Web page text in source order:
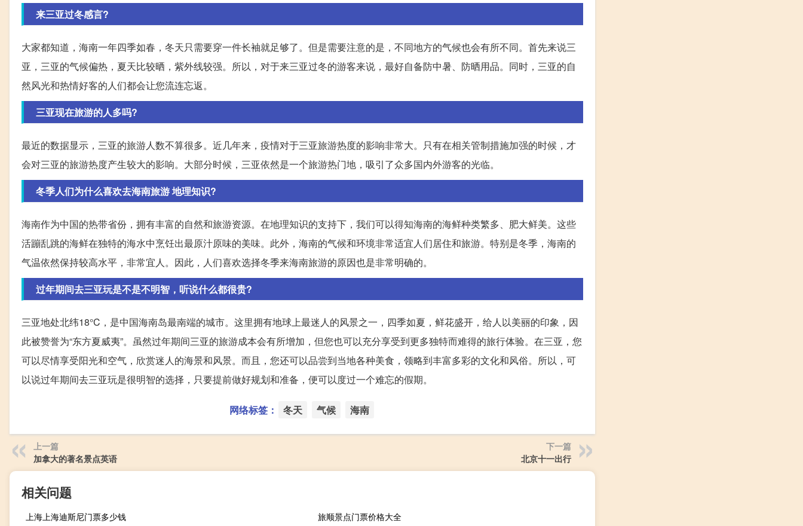
来三亚过冬感言?
大家都知道，海南一年四季如春，冬天只需要穿一件长袖就足够了。但是需要注意的是，不同地方的气候也会有所不同。首先来说三
亚，三亚的气候偏热，夏天比较晒，紫外线较强。所以，对于来三亚过冬的游客来说，最好自备防中暑、防晒用品。同时，三亚的自
然风光和热情好客的人们都会让您流连忘返。
三亚现在旅游的人多吗?
最近的数据显示，三亚的旅游人数不算很多。近几年来，疫情对于三亚旅游热度的影响非常大。只有在相关管制措施加强的时候，才
会对三亚的旅游热度产生较大的影响。大部分时候，三亚依然是一个旅游热门地，吸引了众多国内外游客的光临。
冬季人们为什么喜欢去海南旅游 地理知识?
海南作为中国的热带省份，拥有丰富的自然和旅游资源。在地理知识的支持下，我们可以得知海南的海鲜种类繁多、肥大鲜美。这些
活蹦乱跳的海鲜在独特的海水中烹饪出最原汁原味的美味。此外，海南的气候和环境非常适宜人们居住和旅游。特别是冬季，海南的
气温依然保持较高水平，非常宜人。因此，人们喜欢选择冬季来海南旅游的原因也是非常明确的。
过年期间去三亚玩是不是不明智，听说什么都很贵?
三亚地处北纬18°C，是中国海南岛最南端的城市。这里拥有地球上最迷人的风景之一，四季如夏，鲜花盛开，给人以美丽的印象，因
此被赞誉为“东方夏威夷”。虽然过年期间三亚的旅游成本会有所增加，但您也可以充分享受到更多独特而难得的旅行体验。在三亚，您
可以尽情享受阳光和空气，欣赏迷人的海景和风景。而且，您还可以品尝到当地各种美食，领略到丰富多彩的文化和风俗。所以，可
以说过年期间去三亚玩是很明智的选择，只要提前做好规划和准备，便可以度过一个难忘的假期。
网络标签： 冬天 气候 海南
上一篇
加拿大的著名景点英语
下一篇
北京十一出行
相关问题
上海上海迪斯尼门票多少钱 旅顺景点门票价格大全